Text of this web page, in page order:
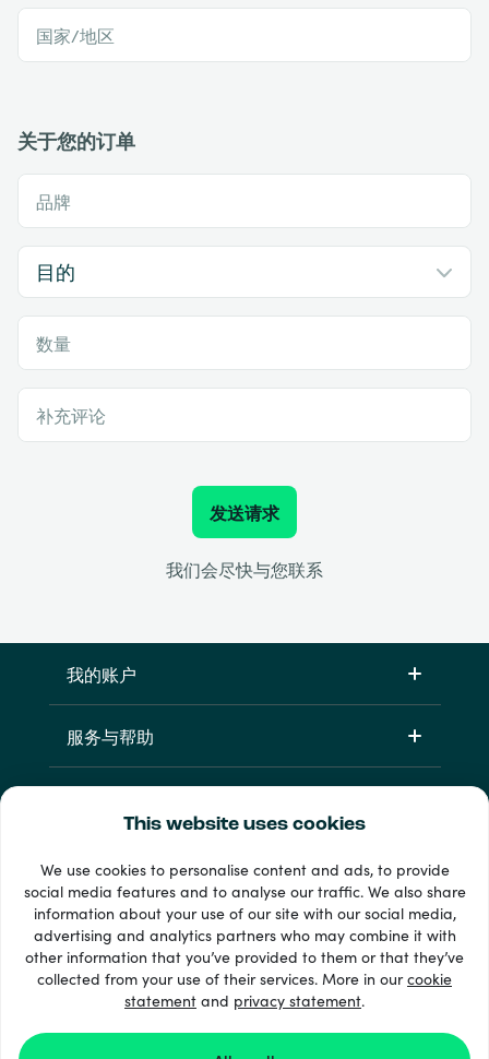
This website uses cookies
We use cookies to personalise content and ads, to provide
social media features and to analyse our traffic. We also share
information about your use of our site with our social media,
advertising and analytics partners who may combine it with
other information that you’ve provided to them or that they’ve
collected from your use of their services. More in ourcookie
statement and privacy statement.
国家/地区
关于您的订单
品牌
数量
补充评论
发送请求
我们会尽快与您联系
我的账户
服务与帮助
33 + 支付方式